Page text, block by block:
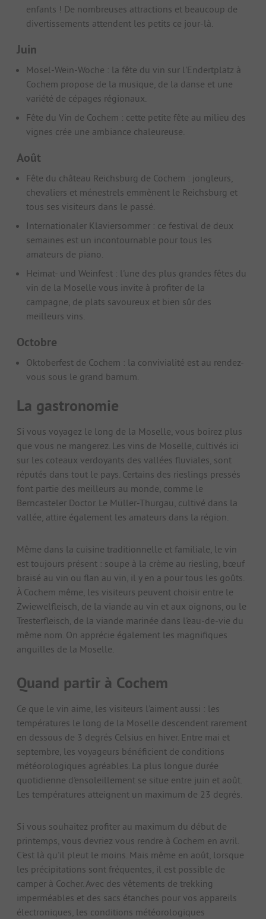
enfants ! De nombreuses attractions et beaucoup de
divertissements attendent les petits ce jour-là.
Juin
Mosel-Wein-Woche : la fête du vin sur l'Endertplatz à
Cochem propose de la musique, de la danse et une
variété de cépages régionaux.
Fête du Vin de Cochem : cette petite fête au milieu des
vignes crée une ambiance chaleureuse.
Août
Fête du château Reichsburg de Cochem : jongleurs,
chevaliers et ménestrels emmènent le Reichsburg et
tous ses visiteurs dans le passé.
Internationaler Klaviersommer : ce festival de deux
semaines est un incontournable pour tous les
amateurs de piano.
Heimat- und Weinfest : l'une des plus grandes fêtes du
vin de la Moselle vous invite à profiter de la
campagne, de plats savoureux et bien sûr des
meilleurs vins.
Octobre
Oktoberfest de Cochem : la convivialité est au rendez-
vous sous le grand barnum.
La gastronomie
Si vous voyagez le long de la Moselle, vous boirez plus
que vous ne mangerez. Les vins de Moselle, cultivés ici
sur les coteaux verdoyants des vallées fluviales, sont
réputés dans tout le pays. Certains des rieslings pressés
font partie des meilleurs au monde, comme le
Berncasteler Doctor. Le Müller-Thurgau, cultivé dans la
vallée, attire également les amateurs dans la région.
Même dans la cuisine traditionnelle et familiale, le vin
est toujours présent : soupe à la crème au riesling, bœuf
braisé au vin ou flan au vin, il y en a pour tous les goûts.
À Cochem même, les visiteurs peuvent choisir entre le
Zwiewelfleisch, de la viande au vin et aux oignons, ou le
Tresterfleisch, de la viande marinée dans l'eau-de-vie du
même nom. On apprécie également les magnifiques
anguilles de la Moselle.
Quand partir à Cochem
Ce que le vin aime, les visiteurs l'aiment aussi : les
températures le long de la Moselle descendent rarement
en dessous de 3 degrés Celsius en hiver. Entre mai et
septembre, les voyageurs bénéficient de conditions
météorologiques agréables. La plus longue durée
quotidienne d'ensoleillement se situe entre juin et août.
Les températures atteignent un maximum de 23 degrés.
Si vous souhaitez profiter au maximum du début de
printemps, vous devriez vous rendre à Cochem en avril.
C'est là qu'il pleut le moins. Mais même en août, lorsque
les précipitations sont fréquentes, il est possible de
camper à Cocher. Avec des vêtements de trekking
imperméables et des sacs étanches pour vos appareils
électroniques, les conditions météorologiques